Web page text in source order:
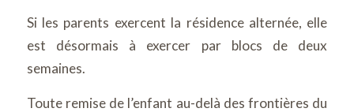
Si les parents exercent la résidence alternée, elle
est désormais à exercer par blocs de deux
semaines.
Toute remise de l’enfant au-delà des frontières du